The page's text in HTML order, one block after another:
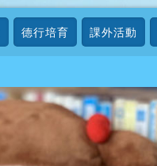
德行培育 課外活動